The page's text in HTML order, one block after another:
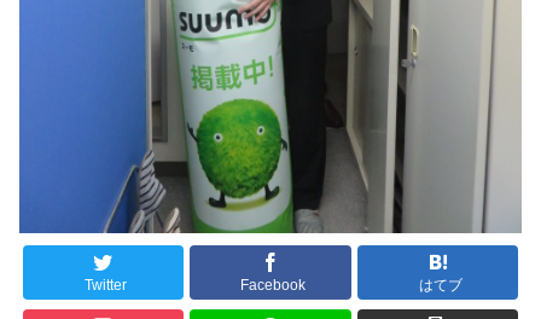
Twitter Facebook はてブ